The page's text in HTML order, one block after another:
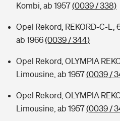
Kombi, ab 1957(0039 / 338)
Opel Rekord, REKORD-C-L,
ab 1966(0039 / 344)
Opel Rekord, OLYMPIA
Limousine, ab 1957(0039 /
Opel Rekord, OLYMPIA
Limousine, ab 1957(0039 /